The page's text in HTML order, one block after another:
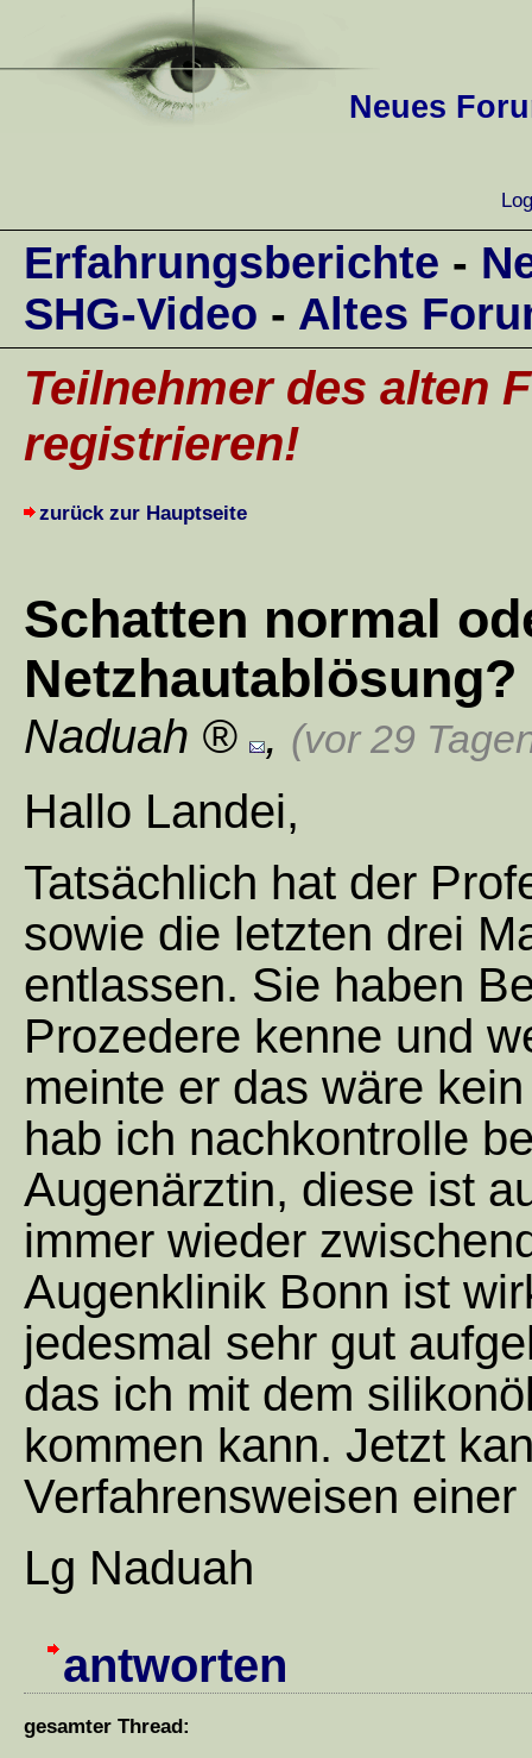
Neues
Erfahrungsberichte -
SHG-Video - Altes
Teilnehmer des alten
registrieren!
zurück zur Hauptseite
Schatten normal
Netzhautablösung?
Naduah , (vor 29
Hallo Landei,
Tatsächlich hat der
sowie die letzten drei
entlassen. Sie haben
Prozedere kenne und
meinte er das wäre
hab ich nachkontrolle
Augenärztin, diese ist
immer wieder
Augenklinik Bonn ist
jedesmal sehr gut
das ich mit dem
kommen kann. Jetzt
Verfahrensweisen
Lg Naduah
antworten
gesamter Thread: